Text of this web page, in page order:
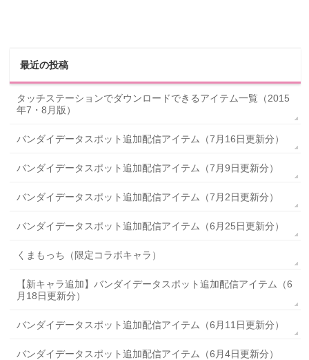
最近の投稿
タッチステーションでダウンロードできるアイテム一覧（2015
年7・8月版）
バンダイデータスポット追加配信アイテム（7月16日更新分）
バンダイデータスポット追加配信アイテム（7月9日更新分）
バンダイデータスポット追加配信アイテム（7月2日更新分）
バンダイデータスポット追加配信アイテム（6月25日更新分）
くまもっち（限定コラボキャラ）
【新キャラ追加】バンダイデータスポット追加配信アイテム（6
月18日更新分）
バンダイデータスポット追加配信アイテム（6月11日更新分）
バンダイデータスポット追加配信アイテム（6月4日更新分）